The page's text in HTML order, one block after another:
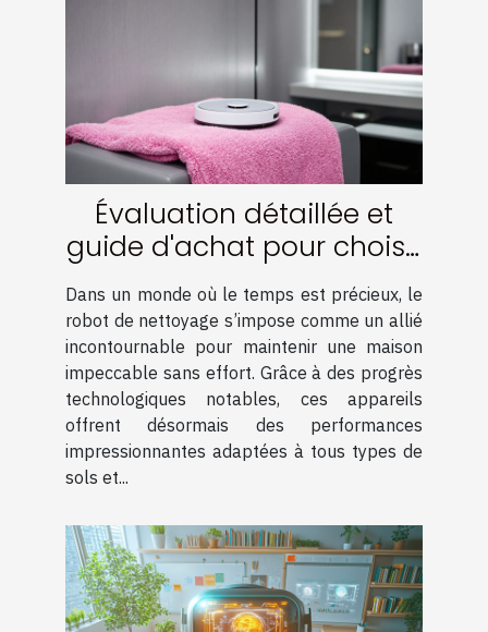
Évaluation détaillée et
guide d'achat pour choisir
un robot de nettoyage
Dans un monde où le temps est précieux, le
robot de nettoyage s’impose comme un allié
incontournable pour maintenir une maison
impeccable sans effort. Grâce à des progrès
technologiques notables, ces appareils
offrent désormais des performances
impressionnantes adaptées à tous types de
sols et...